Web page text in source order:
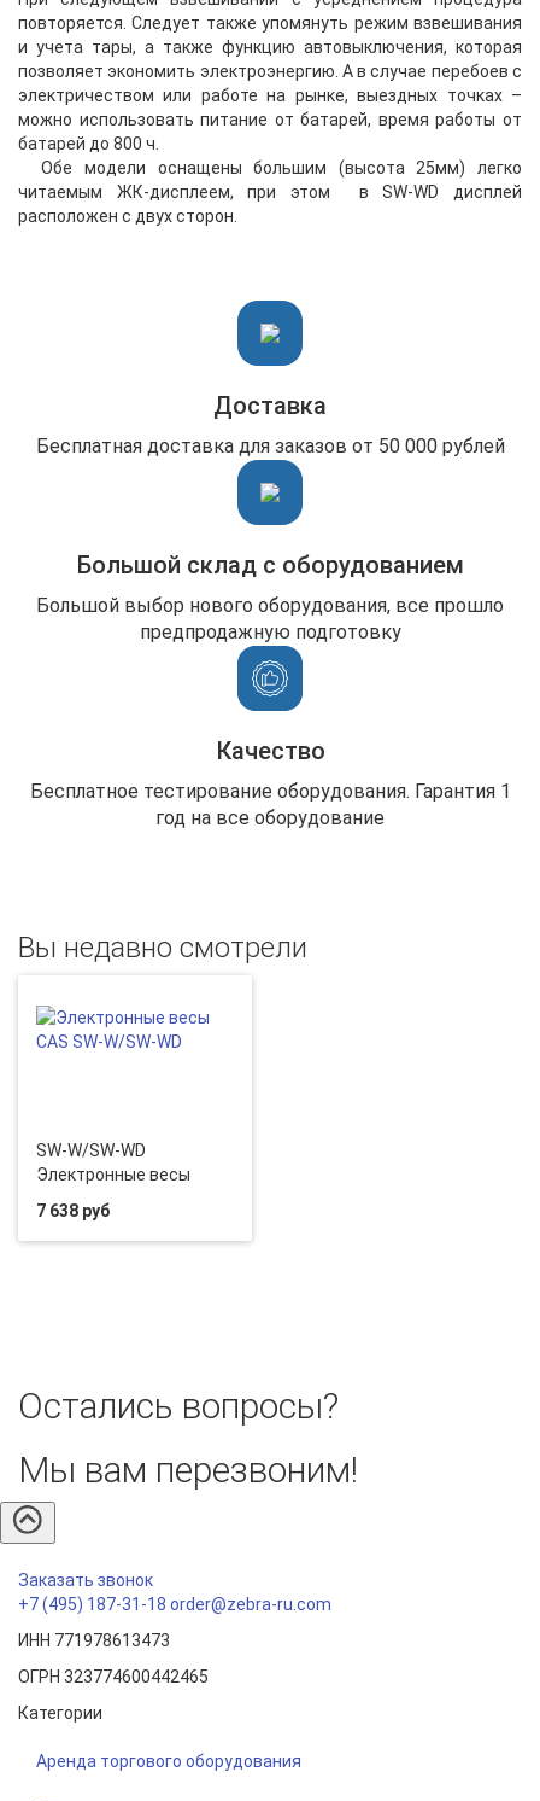
повторяется. Следует также упомянуть режим взвешивания
и учета тары, а также функцию автовыключения, которая
позволяет экономить электроэнергию. А в случае перебоев с
электричеством или работе на рынке, выездных точках –
можно использовать питание от батарей, время работы от
батарей до 800 ч.
Обе модели оснащены большим (высота 25мм) легко
читаемым ЖК-дисплеем, при этом в SW-WD дисплей
расположен с двух сторон.
Доставка
Бесплатная доставка для заказов от 50 000 рублей
Большой склад с оборудованием
Большой выбор нового оборудования, все прошло
предпродажную подготовку
Качество
Бесплатное тестирование оборудования. Гарантия 1
год на все оборудование
Вы недавно смотрели
SW-W/SW-WD
Электронные весы
7 638 руб
Остались вопросы?
Мы вам перезвоним!
Заказать звонок
+7 (495) 187-31-18 order@zebra-ru.com
ИНН 771978613473
ОГРН 323774600442465
Категории
Аренда торгового оборудования